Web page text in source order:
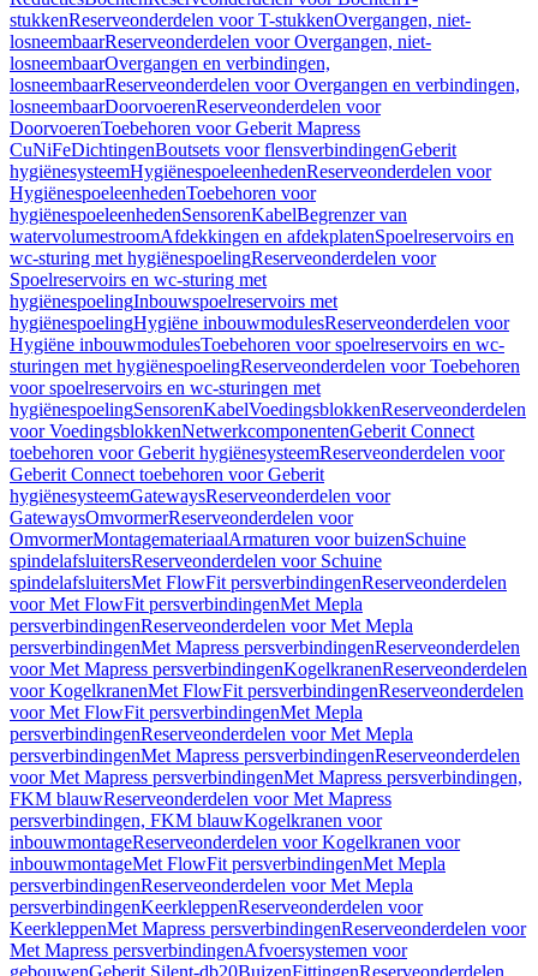
stukkenReserveonderdelen voor T-stukkenOvergangen, niet-
losneembaarReserveonderdelen voor Overgangen, niet-
losneembaarOvergangen en verbindingen,
losneembaarReserveonderdelen voor Overgangen en verbindingen,
losneembaarDoorvoerenReserveonderdelen voor
DoorvoerenToebehoren voor Geberit Mapress
CuNiFeDichtingenBoutsets voor flensverbindingenGeberit
hygiënesysteemHygiënespoeleenhedenReserveonderdelen voor
HygiënespoeleenhedenToebehoren voor
hygiënespoeleenhedenSensorenKabelBegrenzer van
watervolumestroomAfdekkingen en afdekplatenSpoelreservoirs en
wc-sturing met hygiënespoelingReserveonderdelen voor
Spoelreservoirs en wc-sturing met
hygiënespoelingInbouwspoelreservoirs met
hygiënespoelingHygiëne inbouwmodulesReserveonderdelen voor
Hygiëne inbouwmodulesToebehoren voor spoelreservoirs en wc-
sturingen met hygiënespoelingReserveonderdelen voor Toebehoren
voor spoelreservoirs en wc-sturingen met
hygiënespoelingSensorenKabelVoedingsblokkenReserveonderdelen
voor VoedingsblokkenNetwerkcomponentenGeberit Connect
toebehoren voor Geberit hygiënesysteemReserveonderdelen voor
Geberit Connect toebehoren voor Geberit
hygiënesysteemGatewaysReserveonderdelen voor
GatewaysOmvormerReserveonderdelen voor
OmvormerMontagemateriaalArmaturen voor buizenSchuine
spindelafsluitersReserveonderdelen voor Schuine
spindelafsluitersMet FlowFit persverbindingenReserveonderdelen
voor Met FlowFit persverbindingenMet Mepla
persverbindingenReserveonderdelen voor Met Mepla
persverbindingenMet Mapress persverbindingenReserveonderdelen
voor Met Mapress persverbindingenKogelkranenReserveonderdelen
voor KogelkranenMet FlowFit persverbindingenReserveonderdelen
voor Met FlowFit persverbindingenMet Mepla
persverbindingenReserveonderdelen voor Met Mepla
persverbindingenMet Mapress persverbindingenReserveonderdelen
voor Met Mapress persverbindingenMet Mapress persverbindingen,
FKM blauwReserveonderdelen voor Met Mapress
persverbindingen, FKM blauwKogelkranen voor
inbouwmontageReserveonderdelen voor Kogelkranen voor
inbouwmontageMet FlowFit persverbindingenMet Mepla
persverbindingenReserveonderdelen voor Met Mepla
persverbindingenKeerkleppenReserveonderdelen voor
KeerkleppenMet Mapress persverbindingenReserveonderdelen voor
Met Mapress persverbindingenAfvoersystemen voor
gebouwenGeberit Silent-db20BuizenFittingenReserveonderdelen